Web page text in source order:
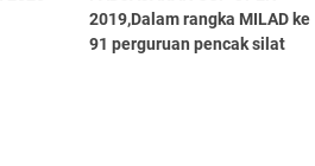
2019,Dalam rangka MILAD ke
91 perguruan pencak silat